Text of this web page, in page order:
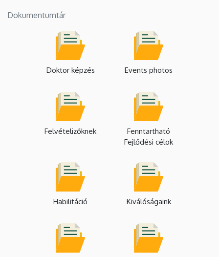
Dokumentumtár
Doktor képzés Events photos
Felvételizőknek
Fenntartható
Fejlődési célok
Habilitáció Kiválóságaink